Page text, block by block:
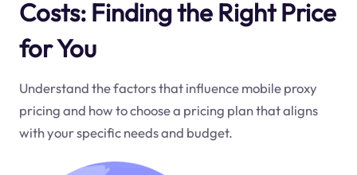
Costs: Finding the Right Price
for You
Understand the factors that influence mobile proxy
pricing and how to choose a pricing plan that aligns
with your specific needs and budget.